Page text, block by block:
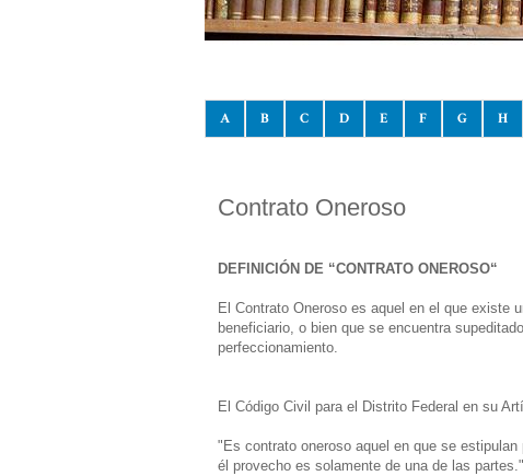
A B C D E F G H
Contrato Oneroso
DEFINICIÓN DE “CONTRATO ONEROSO“
El Contrato Oneroso es aquel en el que existe
beneficiario, o bien que se encuentra
perfeccionamiento.
El Código Civil para el Distrito Federal en su
"Es contrato oneroso aquel en que se
él provecho es solamente de una de las partes."